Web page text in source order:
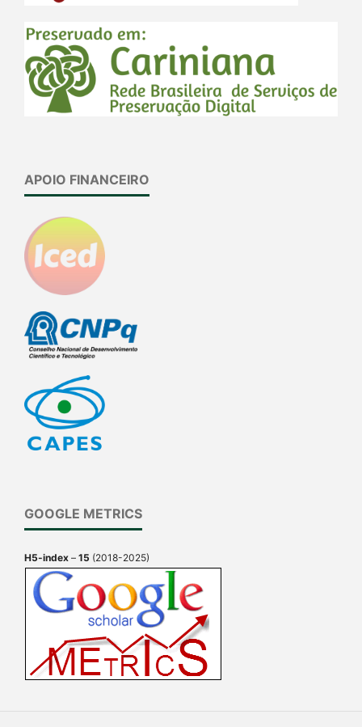
APOIO FINANCEIRO
GOOGLE METRICS
H5-index – 15 (2018-2025)